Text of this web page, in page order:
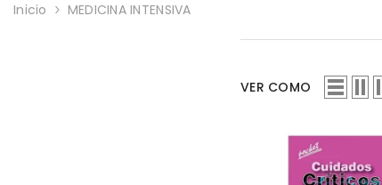
Inicio MEDICINA INTENSIVA
VER COMO